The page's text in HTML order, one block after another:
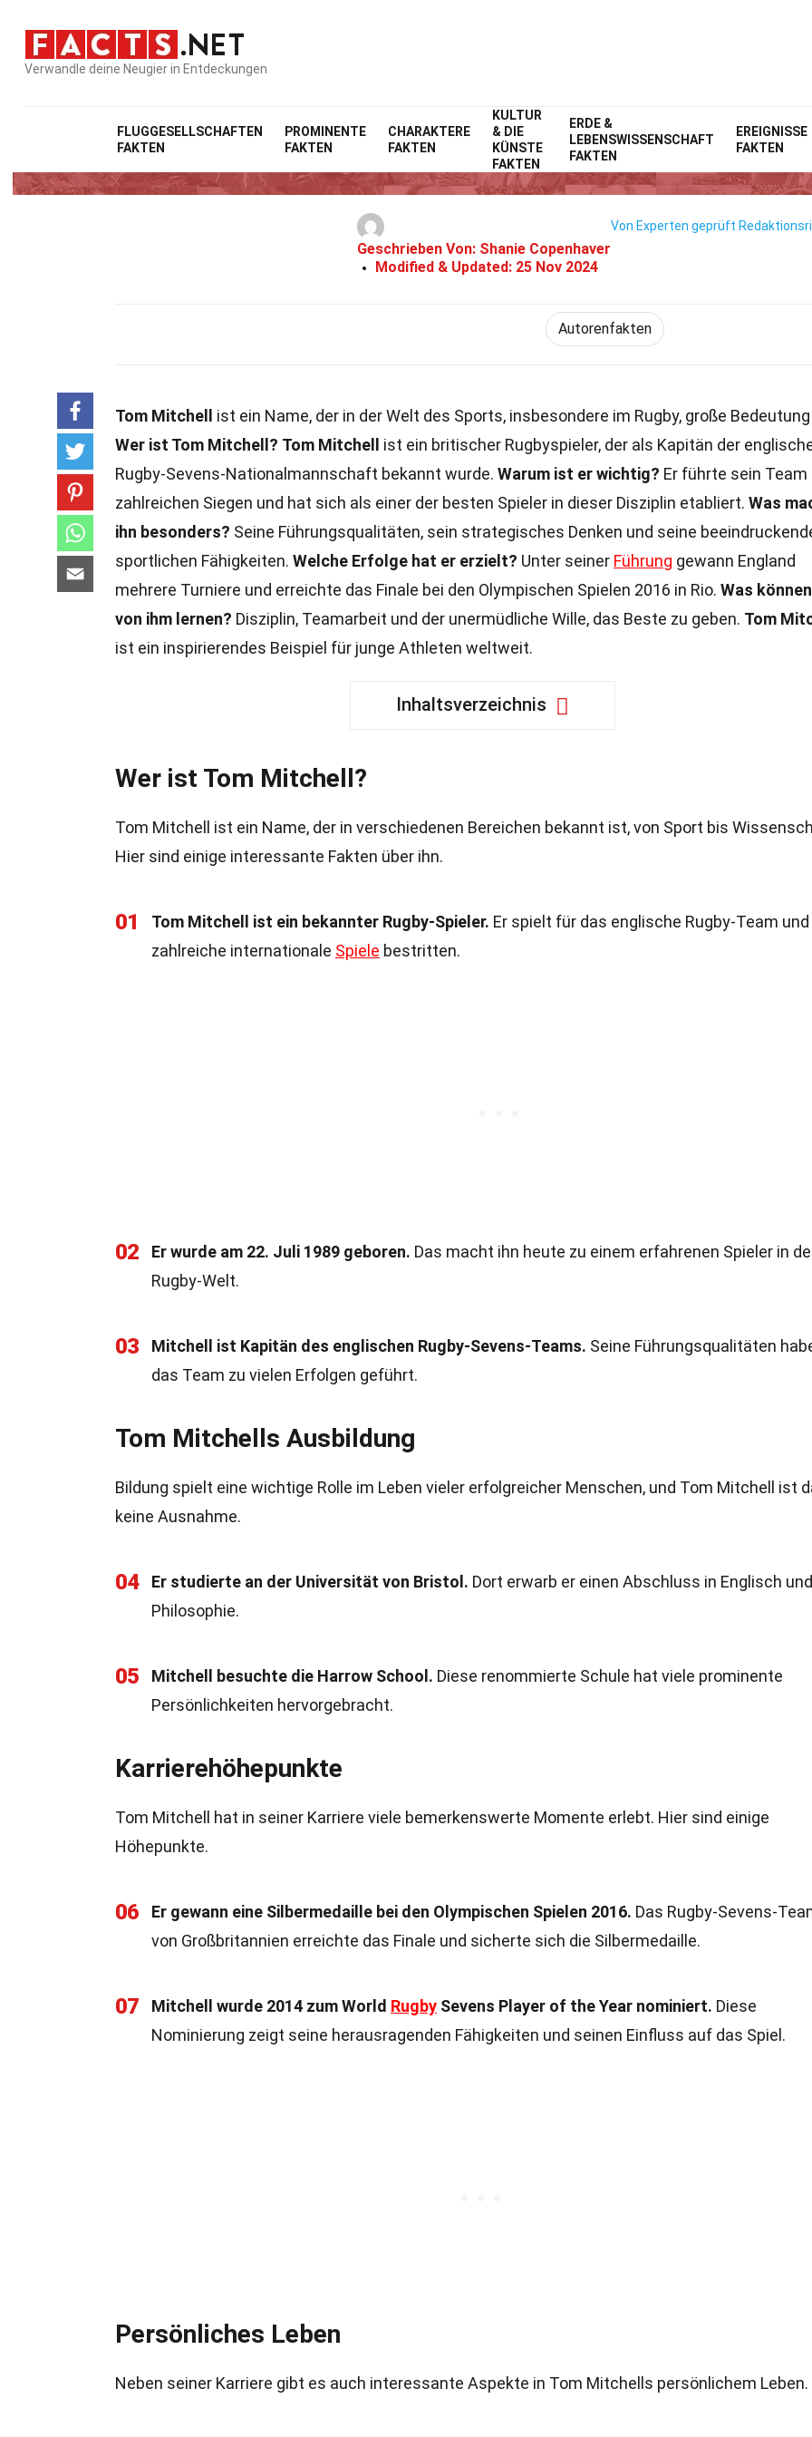
Verwandle deine Neugier in Entdeckungen
FLUGGESELLSCHAFTEN
FAKTEN
PROMINENTE
FAKTEN
CHARAKTERE
FAKTEN
KULTUR
& DIE
KÜNSTE
FAKTEN
ERDE &
LEBENSWISSENSCHAFT
FAKTEN
EREIGNISSE
FAKTEN
Home Prominente
10 Fakten Über Tom Mitchell
Geschrieben Von: Shanie Copenhaver
Modified & Updated: 25 Nov 2024
Von Experten geprüft
Autorenfakten
Tom Mitchell
ist ein Name, der in der Welt des Sports, insbesondere im Rugby, große
Wer ist Tom Mitchell? Tom Mitchell
ist ein britischer Rugbyspieler, der als Kapitän der
Rugby-Sevens-Nationalmannschaft bekannt wurde. Warum ist er wichtig? Er führte sein Team
zahlreichen Siegen und hat sich als einer der besten Spieler in dieser Disziplin etabliert. Was
ihn besonders? Seine Führungsqualitäten, sein strategisches Denken und seine
sportlichen Fähigkeiten. Welche Erfolge hat er erzielt? Unter seiner Führung gewann England
mehrere Turniere und erreichte das Finale bei den Olympischen Spielen 2016 in Rio. Was
von ihm lernen? Disziplin, Teamarbeit und der unermüdliche Wille, das Beste zu geben. Tom
ist ein inspirierendes Beispiel für junge Athleten weltweit.
Inhaltsverzeichnis
Wer ist Tom Mitchell?
Tom Mitchell ist ein Name, der in verschiedenen Bereichen bekannt ist, von Sport bis
Hier sind einige interessante Fakten über ihn.
01 Tom Mitchell ist ein bekannter Rugby-Spieler. Er spielt für das englische Rugby-Team
zahlreiche internationale Spiele bestritten.
02 Er wurde am 22. Juli 1989 geboren. Das macht ihn heute zu einem erfahrenen Spieler in
Rugby-Welt.
03 Mitchell ist Kapitän des englischen Rugby-Sevens-Teams. Seine Führungsqualitäten
das Team zu vielen Erfolgen geführt.
Tom Mitchells Ausbildung
Bildung spielt eine wichtige Rolle im Leben vieler erfolgreicher Menschen, und Tom Mitchell ist
keine Ausnahme.
04 Er studierte an der Universität von Bristol. Dort erwarb er einen Abschluss in Englisch und
Philosophie.
05 Mitchell besuchte die Harrow School. Diese renommierte Schule hat viele prominente
Persönlichkeiten hervorgebracht.
Karrierehöhepunkte
Tom Mitchell hat in seiner Karriere viele bemerkenswerte Momente erlebt. Hier sind einige
Höhepunkte.
06 Er gewann eine Silbermedaille bei den Olympischen Spielen 2016. Das Rugby-Sevens-
von Großbritannien erreichte das Finale und sicherte sich die Silbermedaille.
07 Mitchell wurde 2014 zum World Rugby Sevens Player of the Year nominiert. Diese
Nominierung zeigt seine herausragenden Fähigkeiten und seinen Einfluss auf das Spiel.
Persönliches Leben
Neben seiner Karriere gibt es auch interessante Aspekte in Tom Mitchells persönlichem Leben.